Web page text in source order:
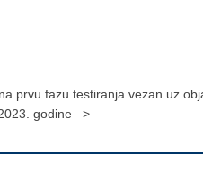
prvu fazu testiranja vezan uz
godine >